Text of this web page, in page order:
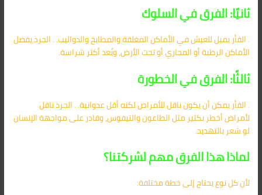
ثانيًا: الفرق في السلوك
. الفأر يميل للعيش في الأماكن المغلقة والمطابخ والدواليب. . الجرذ يفضل
الأماكن الرطبة أو المجاري أو تحت الأرض، ويُعد أكثر شراسة.
ثالثًا: الفرق في الخطورة
. الفأر يمكن أن يكون ناقل للأمراض لكنه أقل عدوانية. . الجرذ ناقل
لأمراض أخطر بكثير مثل الطاعون والتيفوس، وقادر على مواجهة الإنسان
لو شعر بالتهديد.
لماذا هذا الفرق مهم لشركتنا؟
لأن كل نوع يحتاج إلى خطة مختلفة: